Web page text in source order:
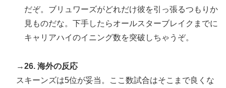
だぞ。ブリュワーズがどれだけ彼を引っ張るつもりか
見ものだな。下手したらオールスターブレイクまでに
キャリアハイのイニング数を突破しちゃうぞ。
→26. 海外の反応
スキーンズは5位が妥当。ここ数試合はそこまで良くな